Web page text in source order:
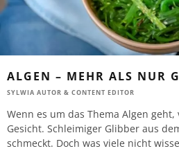
ALGEN – MEHR ALS NUR
SYLWIA AUTOR & CONTENT EDITOR
Wenn es um das Thema Algen
Gesicht. Schleimiger Glibber aus
schmeckt. Doch was viele nicht